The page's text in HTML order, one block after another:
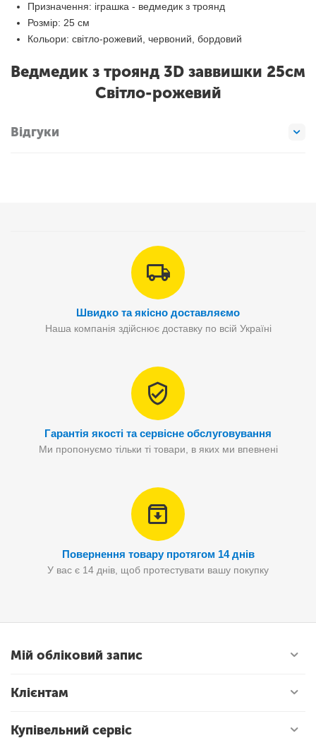
Призначення: іграшка - ведмедик з троянд
Розмір: 25 см
Кольори: світло-рожевий, червоний, бордовий
Ведмедик з троянд 3D заввишки 25см
Світло-рожевий
Відгуки
Швидко та якісно доставляємо
Наша компанія здійснює доставку по всій Україні
Гарантія якості та сервісне обслуговування
Ми пропонуємо тільки ті товари, в яких ми впевнені
Повернення товару протягом 14 днів
У вас є 14 днів, щоб протестувати вашу покупку
Мій обліковий запис
Клієнтам
Купівельний сервіс